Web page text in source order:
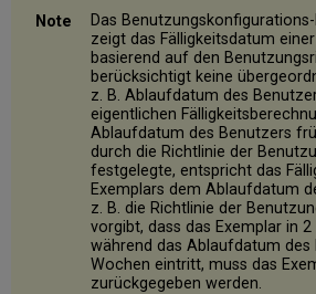
Das
zeigt das Fälligkeitsdatum
basierend auf den
berücksichtigt keine
z. B. Ablaufdatum des
eigentlichen
Ablaufdatum des Benutzers
durch die Richtlinie der
festgelegte, entspricht das
Exemplars dem Ablaufdatum
z. B. die Richtlinie der
vorgibt, dass das Exemplar in
während das Ablaufdatum
Wochen eintritt, muss das
zurückgegeben werden.